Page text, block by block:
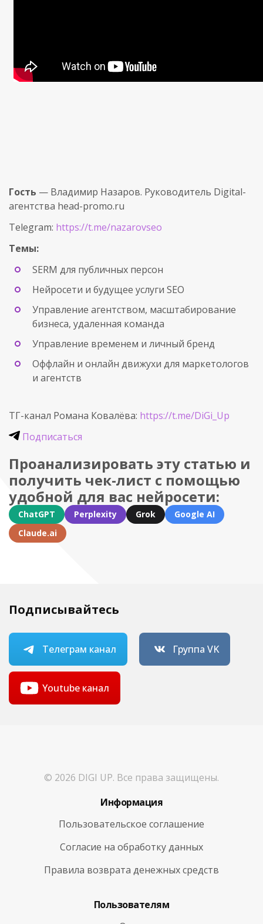
Гость — Владимир Назаров. Руководитель Digital-
агентства head-promo.ru
Telegram: https://t.me/nazarovseo
Темы:
SERM для публичных персон
Нейросети и будущее услуги SEO
Управление агентством, масштабирование
бизнеса, удаленная команда
Управление временем и личный бренд
Оффлайн и онлайн движухи для маркетологов
и агентств
ТГ-канал Романа Ковалёва: https://t.me/DiGi_Up
Подписаться
Проанализировать эту статью и
получить чек-лист с помощью
удобной для вас нейросети:
ChatGPT Perplexity Grok
Google AI
Claude.ai
Подписывайтесь
Телеграм канал Группа VK
Youtube канал
© 2026 DIGI UP. Все права защищены.
Информация
Пользовательское соглашение
Согласие на обработку данных
Правила возврата денежных средств
Пользователям